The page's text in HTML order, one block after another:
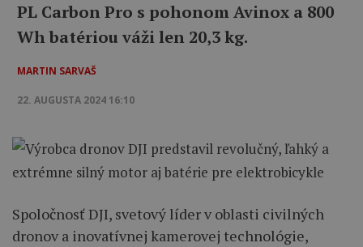
PL Carbon Pro s pohonom Avinox a 800
Wh batériou váži len 20,3 kg.
MARTIN SARVAŠ
22. AUGUSTA 2024 16:10
Spoločnosť DJI, svetový líder v oblasti civilných
dronov a inovatívnej kamerovej technológie,